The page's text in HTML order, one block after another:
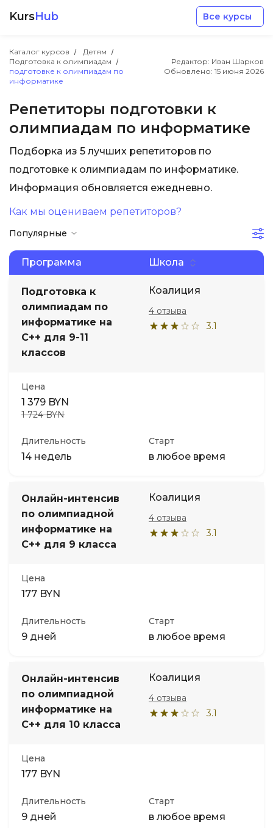
KursHub Все курсы
Каталог курсов
Детям
Подготовка к олимпиадам
подготовке к олимпиадам по
информатике
Редактор: Иван Шарков
Обновлено: 15 июня 2026
Репетиторы подготовки к
олимпиадам по информатике
Подборка из 5 лучших репетиторов по
подготовке к олимпиадам по информатике.
Информация обновляется ежедневно.
Как мы оцениваем репетиторов?
Популярные
Программа Школа
Подготовка к
олимпиадам по
информатике на
С++ для 9-11
классов
Коалиция
3.1
4 отзыва
Цена
1 379 BYN
1 724 BYN
Длительность
14 недель
Старт
в любое время
Онлайн-интенсив
по олимпиадной
информатике на
С++ для 9 класса
Коалиция
3.1
4 отзыва
Цена
177 BYN
Длительность
9 дней
Старт
в любое время
Онлайн-интенсив
по олимпиадной
информатике на
С++ для 10 класса
Коалиция
3.1
4 отзыва
Цена
177 BYN
Длительность
9 дней
Старт
в любое время
Разработка
Маркетинг
Аналитика
Менеджмент
Иностранные языки
Soft Skills
Детям
Акции и промокоды